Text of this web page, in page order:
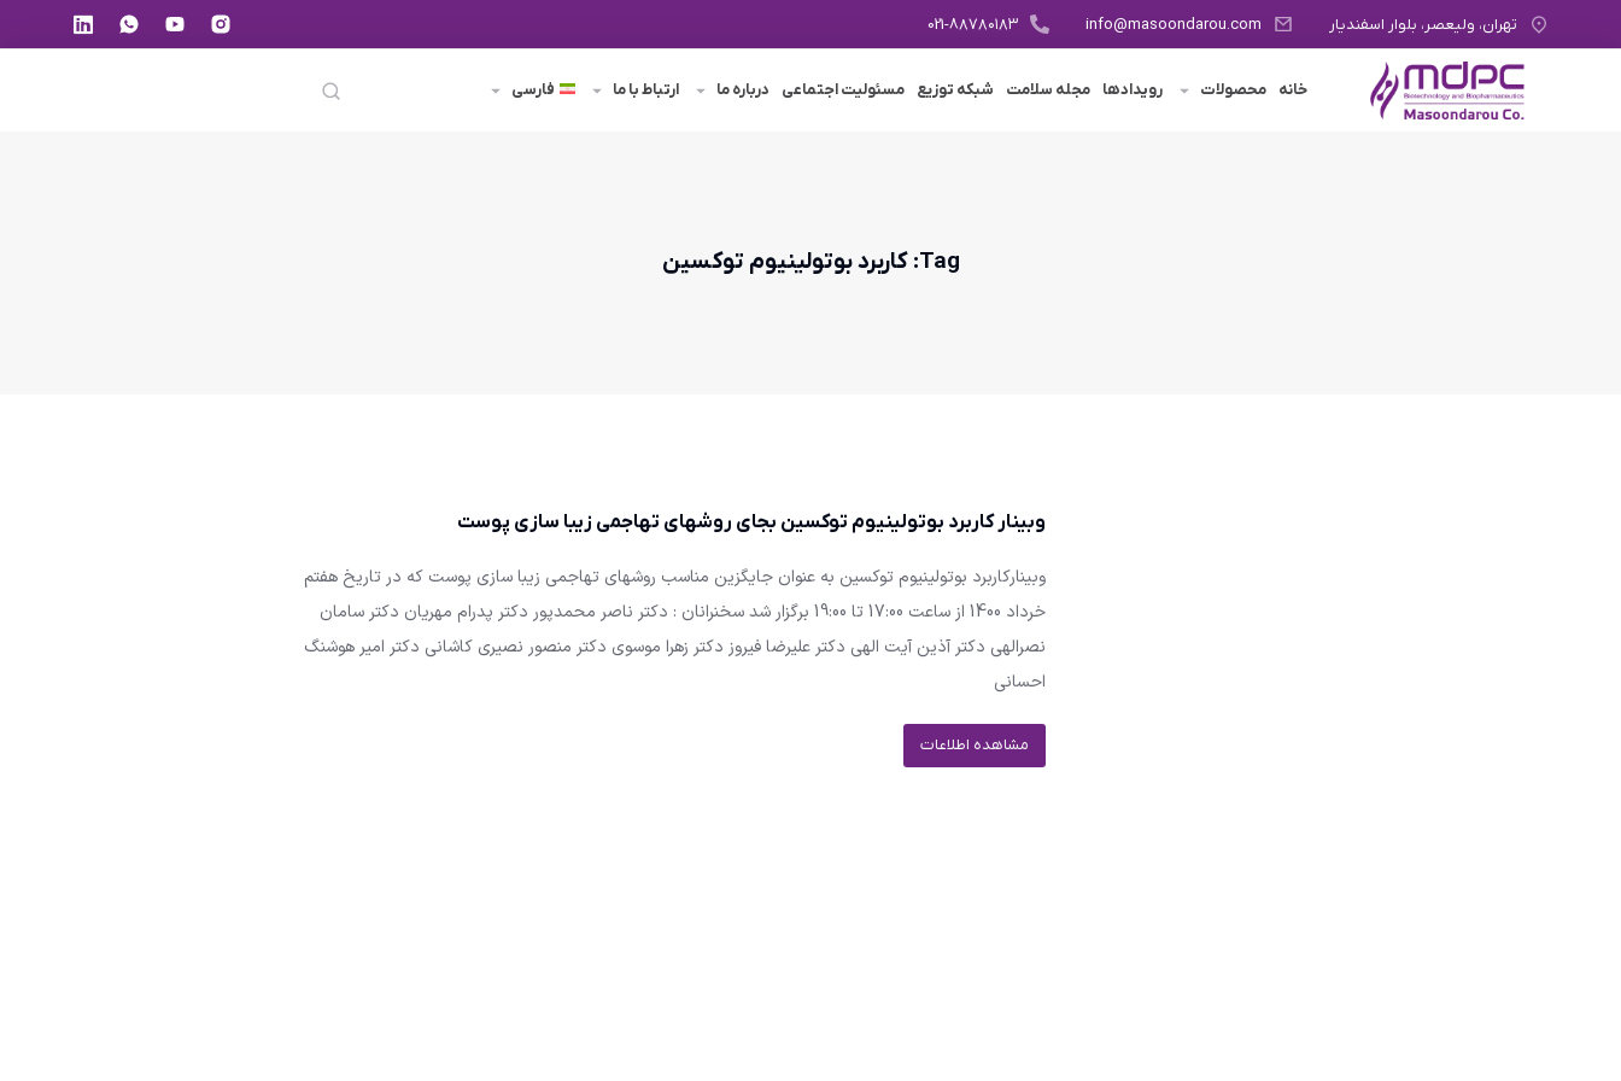
تهران، ولیعصر، بلوار اسفندیار info@masoondarou.com 021-8۸۷۸۰۱۸۳
خانه محصولات رویدادها مجله سلامت شبکه توزیع مسئولیت اجتماعی درباره ما ارتباط با ما فارسی
Tag: کاربرد بوتولینیوم توکسین
وبینار کاربرد بوتولینیوم توکسین بجای روشهای تهاجمی زیبا سازی پوست
وبینارکاربرد بوتولینیوم توکسین به عنوان جایگزین مناسب روشهای تهاجمی زیبا سازی پوست که در تاریخ هفتم
خرداد 1400 از ساعت 17:00 تا 19:00 برگزار شد سخنرانان : دکتر ناصر محمدپور دکتر پدرام مهریان دکتر سامان
نصرالهی دکتر آذین آیت الهی دکتر علیرضا فیروز دکتر زهرا موسوی دکتر منصور نصیری کاشانی دکتر امیر هوشنگ
احسانی
مشاهده اطلاعات